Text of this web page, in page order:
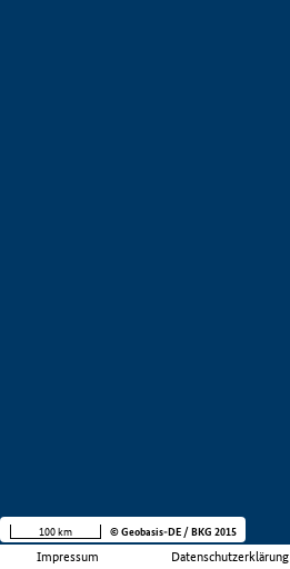
Impressum Datenschutzerklärung
100 km © Geobasis-DE / BKG 2015